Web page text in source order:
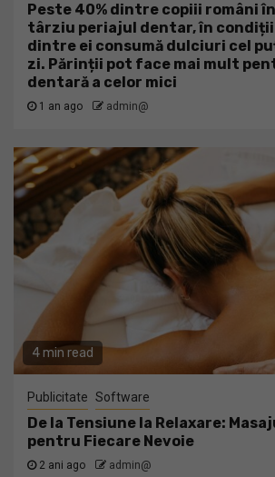
Peste 40% dintre copiii români
târziu periajul dentar, în
dintre ei consumă dulciuri cel
zi. Părinții pot face mai mult
dentară a celor mici
1 an ago admin@
4 min read
Publicitate Software
De la Tensiune la Relaxare:
pentru Fiecare Nevoie
2 ani ago admin@